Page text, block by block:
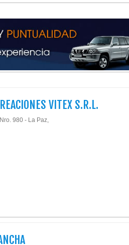
VITEX S.R.L.
980 - La Paz,